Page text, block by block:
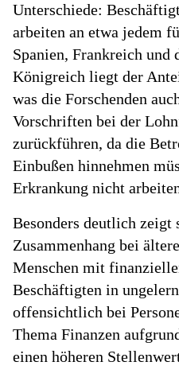
Unterschiede:
arbeiten an etwa jedem
Spanien, Frankreich und
Königreich liegt der
was die Forschenden
Vorschriften bei der
zurückführen, da die
Einbußen hinnehmen
Erkrankung nicht
Besonders deutlich zeigt
Zusammenhang bei
Menschen mit
Beschäftigten in
offensichtlich bei
Thema Finanzen
einen höheren